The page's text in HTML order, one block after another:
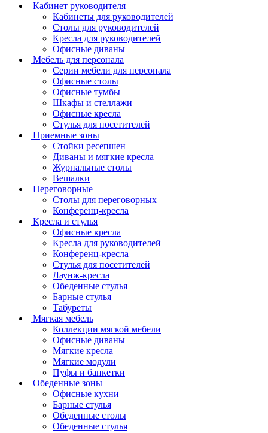
Кабинет руководителя
Кабинеты для руководителей
Столы для руководителей
Кресла для руководителей
Офисные диваны
Мебель для персонала
Серии мебели для персонала
Офисные столы
Офисные тумбы
Шкафы и стеллажи
Офисные кресла
Стулья для посетителей
Приемные зоны
Стойки ресепшен
Диваны и мягкие кресла
Журнальные столы
Вешалки
Переговорные
Столы для переговорных
Конференц-кресла
Кресла и стулья
Офисные кресла
Кресла для руководителей
Конференц-кресла
Стулья для посетителей
Лаунж-кресла
Обеденные стулья
Барные стулья
Табуреты
Мягкая мебель
Коллекции мягкой мебели
Офисные диваны
Мягкие кресла
Мягкие модули
Пуфы и банкетки
Обеденные зоны
Офисные кухни
Барные стулья
Обеденные столы
Обеденные стулья